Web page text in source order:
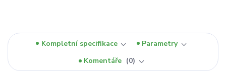
Kompletní specifikace
Parametry
Komentáře
0